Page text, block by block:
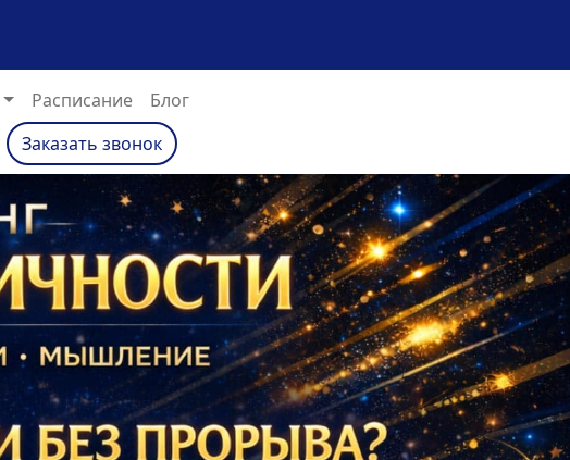
Расписание Блог(текущий)
Заказать звонок